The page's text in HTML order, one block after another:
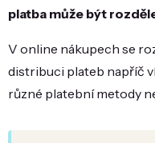
platba může být
V online nákupech se
distribuci plateb napříč
různé platební metody